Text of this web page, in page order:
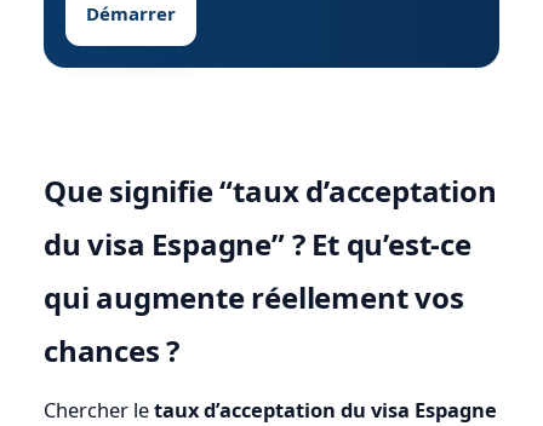
Démarrer
Que signifie “taux d’acceptation
du visa Espagne” ? Et qu’est-ce
qui augmente réellement vos
chances ?
Chercher letaux d’acceptation du visa Espagne